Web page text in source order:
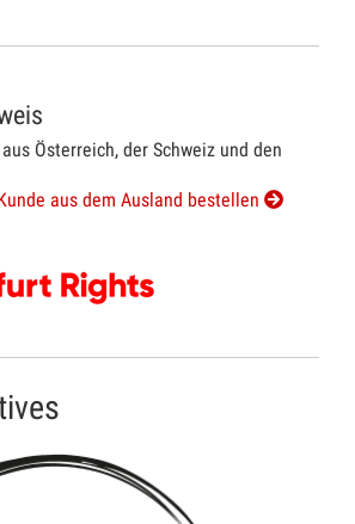
Österreich, der Schweiz und den
aus dem Ausland bestellen